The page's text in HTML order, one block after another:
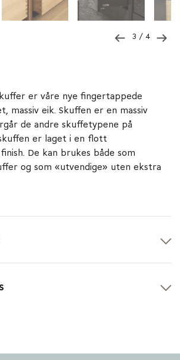
3 / 4
er våre nye fingertappede
massiv eik. Skuffen er en massiv
de andre skuffetypene på
er laget i en flott
De kan brukes både som
og som «utvendige» uten ekstra
50 cm 60 cm 70 cm